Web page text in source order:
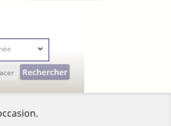
Rechercher